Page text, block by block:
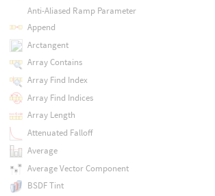
Anti-Aliased Ramp Parameter
Append
Arctangent
Array Contains
Array Find Index
Array Find Indices
Array Length
Attenuated Falloff
Average
Average Vector Component
BSDF Tint